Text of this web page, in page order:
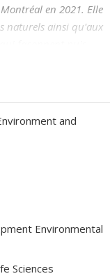
en 2021. Elle
naturels ainsi qu'aux
à la façon
et
de ces lieux, les
ainsi que
valorisé la glace
and
Environmental
Sciences